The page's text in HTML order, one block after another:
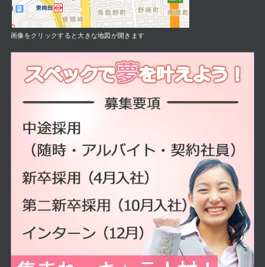
画像をクリックすると大きな地図が開きます